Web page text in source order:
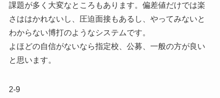
課題が多く大変なところもあります。偏差値だけでは楽
さははかれないし、圧迫面接もあるし、やってみないと
わからない博打のようなシステムです。
よほどの自信がないなら指定校、公募、一般の方が良い
と思います。
2-9